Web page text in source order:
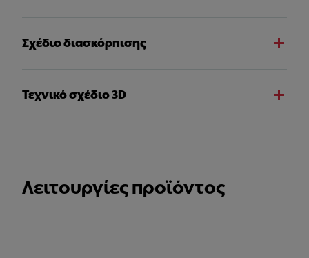
Σχέδιο διασκόρπισης
Τεχνικό σχέδιο 3D
Λειτουργίες προϊόντος